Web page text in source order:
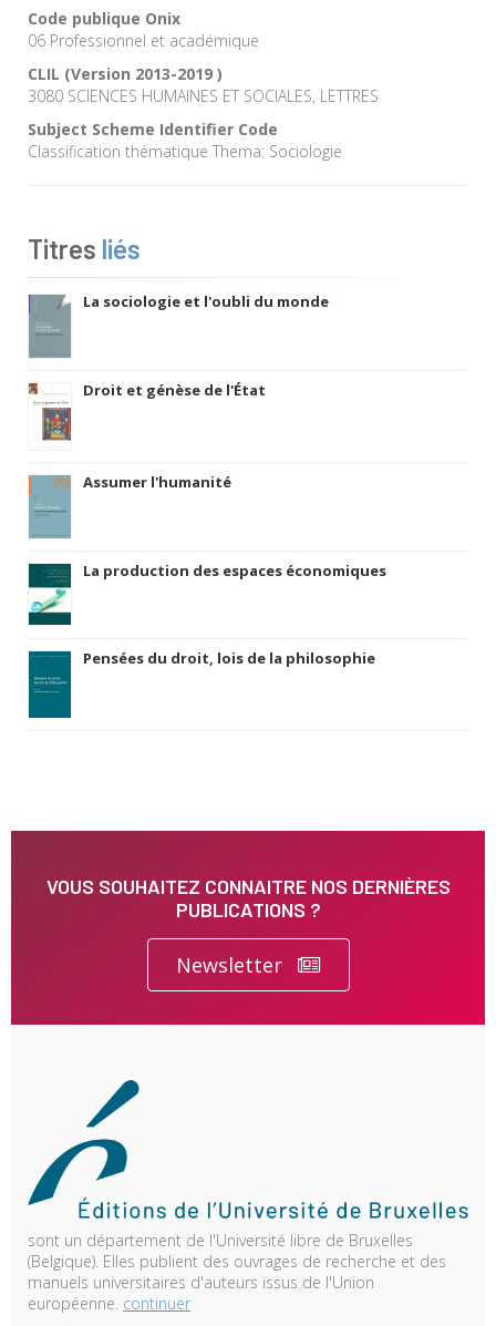
Code publique Onix
06 Professionnel et académique
CLIL (Version 2013-2019 )
3080 SCIENCES HUMAINES ET SOCIALES, LETTRES
Subject Scheme Identifier Code
Classification thématique Thema: Sociologie
Titres liés
La sociologie et l'oubli du monde
Droit et génèse de l'État
Assumer l'humanité
La production des espaces économiques
Pensées du droit, lois de la philosophie
VOUS SOUHAITEZ CONNAITRE NOS DERNIÈRES
PUBLICATIONS ?
Newsletter
sont un département de l'Université libre de Bruxelles
(Belgique). Elles publient des ouvrages de recherche et des
manuels universitaires d'auteurs issus de l'Union
européenne. continuer